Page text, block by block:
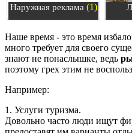
Наружная реклама (1)
Наше время - это время
много требует для своего
знают не понаслышке, ведь
поэтому грех этим не
Например:
1. Услуги туризма.
Довольно часто люди ищут